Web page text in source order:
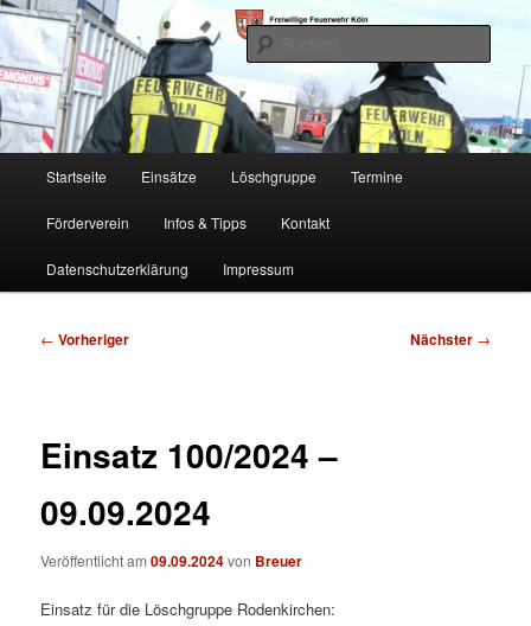
Zum
primären
Inhalt
springenFF Köln, LG RD
Freiwillige Feuerwehr Köln, Löschgruppe Rodenkirchen
Startseite Einsätze Löschgruppe Termine
Förderverein Infos & Tipps Kontakt
Datenschutzerklärung Impressum
Beitragsnavigation
← Vorheriger Nächster →
Einsatz 100/2024 –
09.09.2024
Veröffentlicht am09.09.2024von Breuer
Einsatz für die Löschgruppe Rodenkirchen: